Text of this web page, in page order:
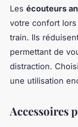
Les écouteurs
votre confort
train. Ils
permettant de
distraction.
une utilisation
Accessoires